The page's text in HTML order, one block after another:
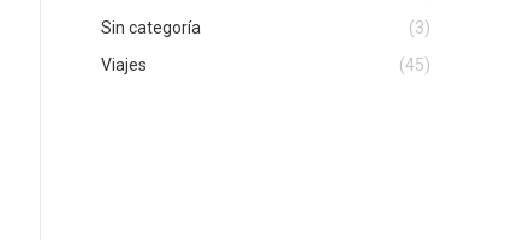
Sin categoría
(3)
Viajes
(45)